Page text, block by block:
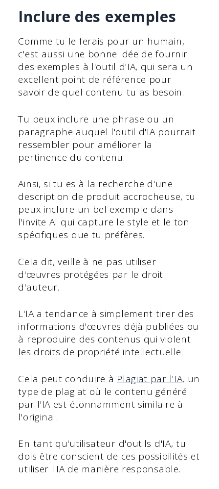
Inclure des exemples
Comme tu le ferais pour un humain,
c'est aussi une bonne idée de fournir
des exemples à l'outil d'IA, qui sera un
excellent point de référence pour
savoir de quel contenu tu as besoin.
Tu peux inclure une phrase ou un
paragraphe auquel l'outil d'IA pourrait
ressembler pour améliorer la
pertinence du contenu.
Ainsi, si tu es à la recherche d'une
description de produit accrocheuse, tu
peux inclure un bel exemple dans
l'invite AI qui capture le style et le ton
spécifiques que tu préfères.
Cela dit, veille à ne pas utiliser
d'œuvres protégées par le droit
d'auteur.
L'IA a tendance à simplement tirer des
informations d'œuvres déjà publiées ou
à reproduire des contenus qui violent
les droits de propriété intellectuelle.
Cela peut conduire à Plagiat par l'IA, un
type de plagiat où le contenu généré
par l'IA est étonnamment similaire à
l'original.
En tant qu'utilisateur d'outils d'IA, tu
dois être conscient de ces possibilités et
utiliser l'IA de manière responsable.